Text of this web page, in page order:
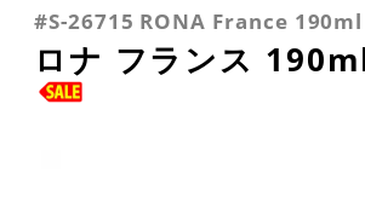
ロナ
#S-26715 RONA France
ロナ フランス